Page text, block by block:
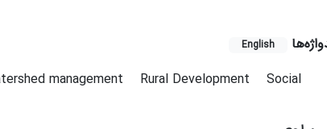
English
management Rural Development
Social